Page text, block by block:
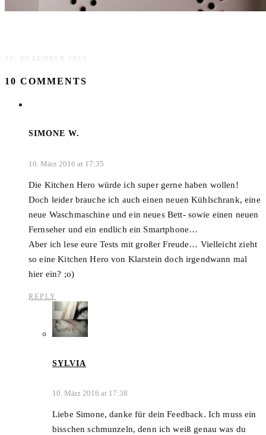
31. DEZEMBER 2013
10 COMMENTS
SIMONE W.
10. März 2016 at 17:35
Die Kitchen Hero würde ich super gerne haben wollen!
Doch leider brauche ich auch einen neuen Kühlschrank, eine
neue Waschmaschine und ein neues Bett- sowie einen neuen
Fernseher und ein endlich ein Smartphone…
Aber ich lese eure Tests mit großer Freude… Vielleicht zieht
so eine Kitchen Hero von Klarstein doch irgendwann mal
hier ein? ;o)
REPLY
SYLVIA
10. März 2016 at 17:38
Liebe Simone, danke für dein Feedback. Ich muss ein
bisschen schmunzeln, denn ich weiß genau was du